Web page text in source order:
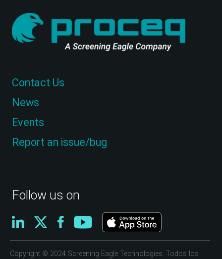
Follow us on
Contact Us
News
Events
Report an issue/bug
Copyright © 2024 Screening Eagle Technologies. Todos los